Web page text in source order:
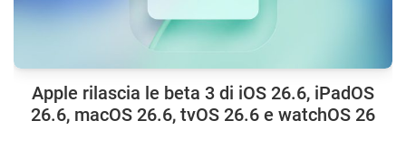
Apple rilascia le beta 3 di iOS 26.6, iPadOS
26.6, macOS 26.6, tvOS 26.6 e watchOS 26